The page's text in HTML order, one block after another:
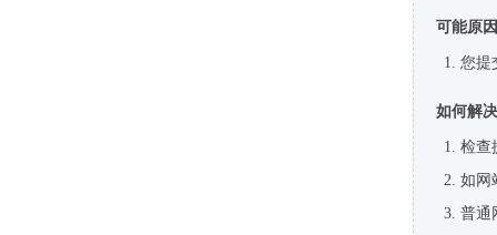
可能原
您提
如何解
检查
如网
普通